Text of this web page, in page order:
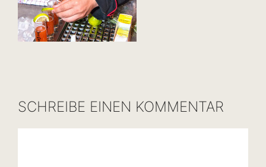
SCHREIBE EINEN KOMMENTAR